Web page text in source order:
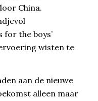
China.
for the boys’
wisten te
aan de nieuwe
alleen maar